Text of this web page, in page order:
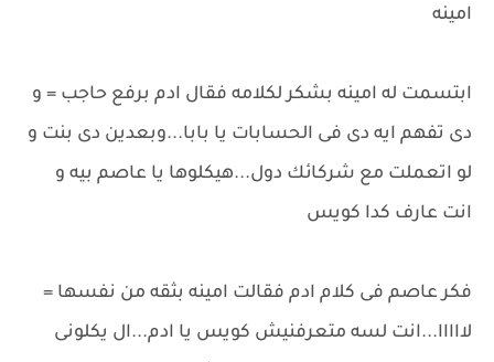
امينه
ابتسمت له امينه بشكر لكلامه فقال ادم برفع حاجب = و
دى تفهم ايه دى فى الحسابات يا بابا...وبعدين دى بنت و
لو اتعملت مع شركائك دول...هيكلوها يا عاصم بيه و
انت عارف كدا كويس
فكر عاصم فى كلام ادم فقالت امينه بثقه من نفسها =
لااااا...انت لسه متعرفنيش كويس يا ادم...ال يكلونى